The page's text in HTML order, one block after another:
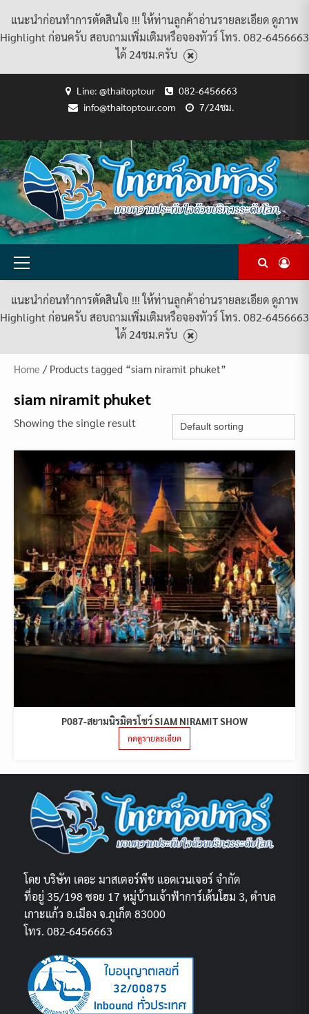
แนะนำก่อนทำการตัดสินใจ !!! ให้ท่านลูกค้าอ่านรายละเอียด ดูภาพ
Highlight ก่อนครับ สอบถามเพิ่มเติมหรือจองทัวร์ โทร. 082-6456663
ได้ 24ชม.ครับ
Line: @thaitoptour
082-6456663
info@thaitoptour.com
7/24ชม.
USACCOUNT
POLICY
AND
CONDITIONS
แพ็คเกจ
ทัวร์
ทั้งหมด
ต้อนรับ
สู่
ไทย
ท็อป
ทัวร์
กับ
เรา
ทัวร์
ทั้งหมด
Primary
แนะนำก่อนทำการตัดสินใจ !!! ให้ท่านลูกค้าอ่านรายละเอียด ดูภาพ
Highlight ก่อนครับ สอบถามเพิ่มเติมหรือจองทัวร์ โทร. 082-6456663
ได้ 24ชม.ครับ
Home / Products tagged “siam niramit phuket”
siam niramit phuket
Showing the single result
P087-สยามนิรมิตรโชว์ SIAM NIRAMIT SHOW
กดดูรายละเอียด
โดย บริษัท เดอะ มาสเตอร์พีช แอดเวนเจอร์ จำกัด
ที่อยู่ 35/198 ซอย 17 หมู่บ้านเจ้าฟ้าการ์เด้นโฮม 3, ตำบล
เกาะแก้ว อ.เมือง จ.ภูเก็ต 83000
โทร. 082-6456663